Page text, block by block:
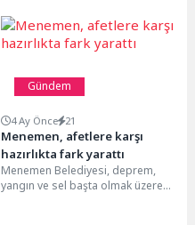
Gündem
4 Ay Önce 21
Menemen, afetlere karşı
hazırlıkta fark yarattı
Menemen Belediyesi, deprem,
yangın ve sel başta olmak üzere